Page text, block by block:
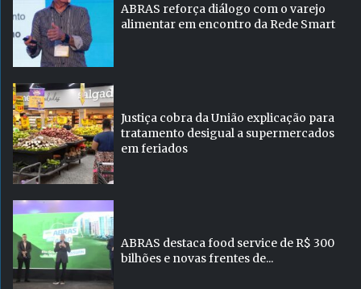
ABRAS reforça diálogo com o varejo
alimentar em encontro da Rede Smart
Justiça cobra da União explicação para
tratamento desigual a supermercados
em feriados
ABRAS destaca food service de R$ 300
bilhões e novas frentes de...